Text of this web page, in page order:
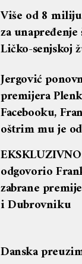
Više od 8
za
Ličko-senjskoj
Jergović
premijera
Facebooku,
oštrim mu je
lekciju te dobio
komentara
odgovorio
zabrane
i Dubrovniku
Danska